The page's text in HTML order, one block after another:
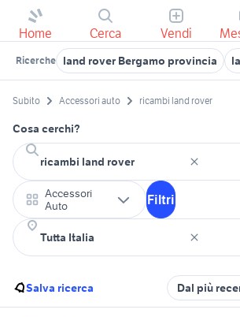
Home Cerca Vendi
Ricerche land rover Bergamo provincia
Subito Accessori auto ricambi land rover
Cosa cerchi?
Accessori
Auto
Filtri
Salva ricerca Dal più